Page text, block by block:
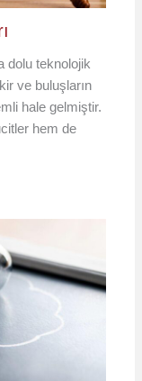
dolu teknolojik
ve buluşların
hale gelmiştir.
hem de